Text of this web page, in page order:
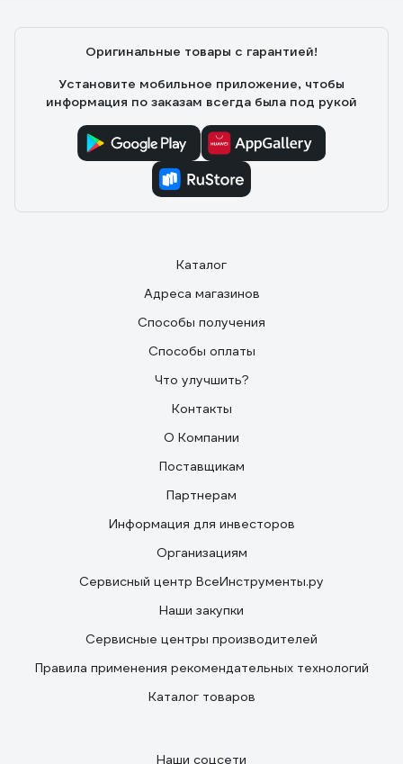
Оригинальные товары с гарантией!
Установите мобильное приложение, чтобы
информация по заказам всегда была под рукой
Каталог
Адреса магазинов
Способы получения
Способы оплаты
Что улучшить?
Контакты
О Компании
Поставщикам
Партнерам
Информация для инвесторов
Организациям
Сервисный центр ВсеИнструменты.ру
Наши закупки
Сервисные центры производителей
Правила применения рекомендательных технологий
Каталог товаров
Наши соцсети